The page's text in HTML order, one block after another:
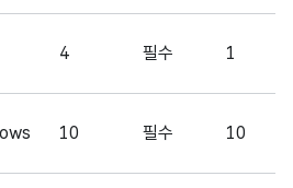
4 필수 1
10 필수 10